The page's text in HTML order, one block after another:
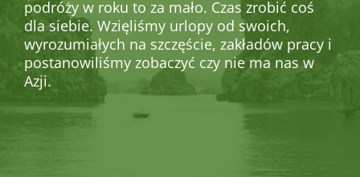
podróży w roku to za mało. Czas zrobić coś
dla siebie. Wzięliśmy urlopy od swoich,
wyrozumiałych na szczęście, zakładów pracy i
postanowiliśmy zobaczyć czy nie ma nas w
Azji.